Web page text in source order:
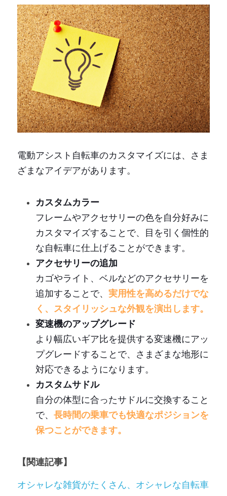
電動アシスト自転車のカスタマイズには、さま
ざまなアイデアがあります。
カスタムカラー
フレームやアクセサリーの色を自分好みに
カスタマイズすることで、目を引く個性的
な自転車に仕上げることができます。
アクセサリーの追加
カゴやライト、ベルなどのアクセサリーを
追加することで、 実用性を高めるだけでな
く、スタイリッシュな外観を演出します。
変速機のアップグレード
より幅広いギア比を提供する変速機にアッ
プグレードすることで、さまざまな地形に
対応できるようになります。
カスタムサドル
自分の体型に合ったサドルに交換すること
で、 長時間の乗車でも快適なポジションを
保つことができます。
【関連記事】
オシャレな雑貨がたくさん、オシャレな自転車